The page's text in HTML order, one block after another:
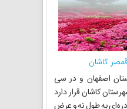
قمصر کاشان
اصفهان و در سی
کاشان قرار دارد
به طول نه و عرض